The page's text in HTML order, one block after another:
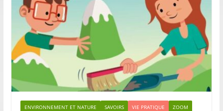
ENVIRONNEMENT ET NATURE SAVOIRS VIE PRATIQUE ZOOM